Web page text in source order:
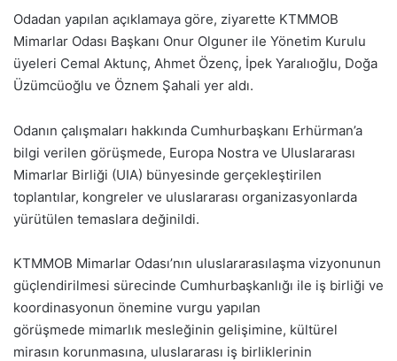
Odadan yapılan açıklamaya göre, ziyarette KTMMOB
Mimarlar Odası Başkanı Onur Olguner ile Yönetim Kurulu
üyeleri Cemal Aktunç, Ahmet Özenç, İpek Yaralıoğlu, Doğa
Üzümcüoğlu ve Öznem Şahali yer aldı.
Odanın çalışmaları hakkında Cumhurbaşkanı Erhürman’a
bilgi verilen görüşmede, Europa Nostra ve Uluslararası
Mimarlar Birliği (UIA) bünyesinde gerçekleştirilen
toplantılar, kongreler ve uluslararası organizasyonlarda
yürütülen temaslara değinildi.
KTMMOB Mimarlar Odası’nın uluslararasılaşma vizyonunun
güçlendirilmesi sürecinde Cumhurbaşkanlığı ile iş birliği ve
koordinasyonun önemine vurgu yapılan
görüşmede mimarlık mesleğinin gelişimine, kültürel
mirasın korunmasına, uluslararası iş birliklerinin